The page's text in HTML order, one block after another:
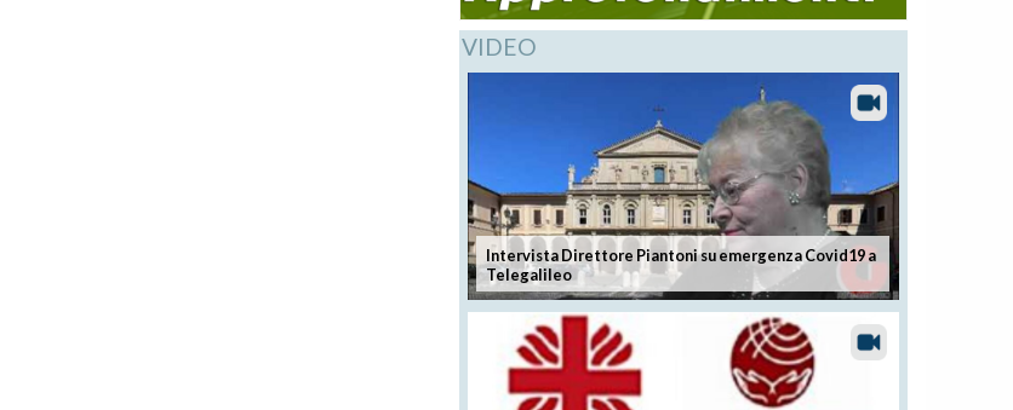
VIDEO
Intervista Direttore Piantoni su emergenza Covid19 a
Telegalileo